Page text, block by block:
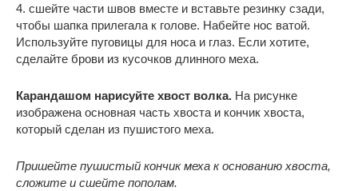
4. сшейте части швов вместе и вставьте резинку сзади,
чтобы шапка прилегала к голове. Набейте нос ватой.
Используйте пуговицы для носа и глаз. Если хотите,
сделайте брови из кусочков длинного меха.
Карандашом нарисуйте хвост волка. На рисунке
изображена основная часть хвоста и кончик хвоста,
который сделан из пушистого меха.
Пришейте пушистый кончик меха к основанию хвоста,
сложите и сшейте пополам.